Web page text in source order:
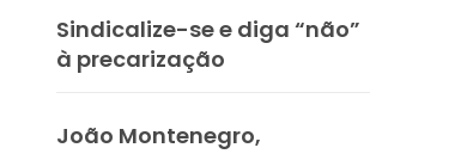
Sindicalize-se e diga “não”
à precarização
João Montenegro,